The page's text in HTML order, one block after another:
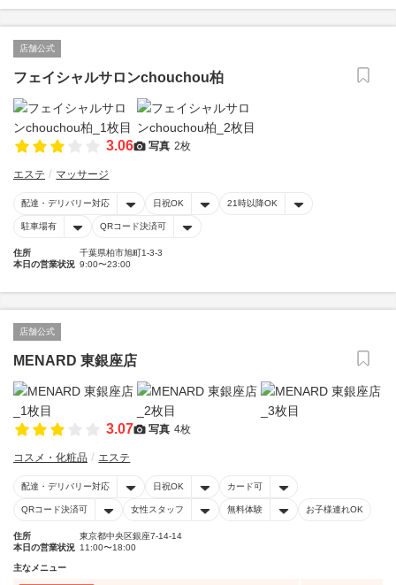
店舗公式
フェイシャルサロンchouchou柏
3.06 写真 2枚
エステ マッサージ
配達・デリバリー対応 日祝OK 21時以降OK
駐車場有 QRコード決済可
住所
千葉県柏市旭町1-3-3
本日の営業状況 9:00〜23:00
店舗公式
MENARD 東銀座店
3.07 写真 4枚
コスメ・化粧品 エステ
配達・デリバリー対応 日祝OK カード可
QRコード決済可 女性スタッフ 無料体験 お子様連れOK
住所
東京都中央区銀座7-14-14
本日の営業状況 11:00〜18:00
主なメニュー